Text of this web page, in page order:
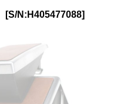
[S/N:H405477088]